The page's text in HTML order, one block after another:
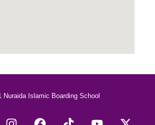
Nuraida Islamic Boarding School